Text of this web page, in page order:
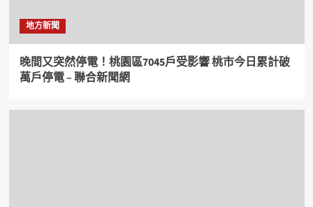
地方新聞
晚間又突然停電！桃園區7045戶受影響 桃市今日累計破
萬戶停電 – 聯合新聞網